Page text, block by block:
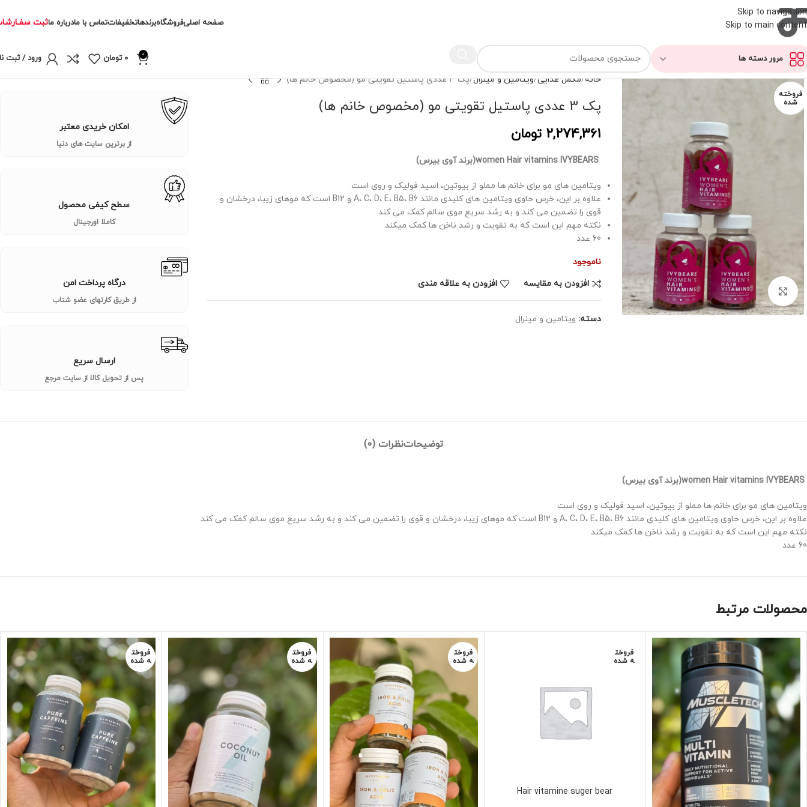
Skip to navigation
Skip to main content
صفحه اصلیفروشگاهبرندهاتخفیفاتتماس با مادرباره ماثبت
مرور دسته ها 0
0 تومان ورود / ثبت
فروخته
شده
برای بزرگنمایی کلیک کنید
خانه مکمل غذایی ویتامین و مینرال پک 3 عددی پاستیل تقویتی مو (مخصوص خانم ها)
پک 3 عددی پاستیل تقویتی مو (مخصوص خانم ها)
2,274,361 تومان
women Hair vitamins IVYBEARS(برند آوی بیرس)
ویتامین های مو برای خانم ها مملو از بیوتین، اسید فولیک و روی است
علاوه بر این، خرس حاوی ویتامین های کلیدی مانند A، C، D، E، B5، B6 و B12 است که موهای زیبا، درخشان و
قوی را تضمین می کند و به رشد سریع موی سالم کمک می کند
نکته مهم این است که به تقویت و رشد ناخن ها کمک میکند
60 عدد
ناموجود
افزودن به مقایسه
افزودن به علاقه مندی
دسته: ویتامین و مینرال
امکان خریدی معتبر
از برترین سایت های دنیا
سطح کیفی محصول
کاملا اورجینال
درگاه پرداخت امن
از طریق کارتهای عضو شتاب
ارسال سریع
پس از تحویل کالا از سایت مرجع
توضیحاتنظرات (0)
ویتامین های مو برای خانم ها مملو از بیوتین، اسید فولیک و روی است
علاوه بر این، خرس حاوی ویتامین های کلیدی مانند A، C، D، E، B5، B6 و B12 است که موهای زیبا، درخشان و قوی را تضمین می کند و به رشد سریع موی سالم کمک می کند
نکته مهم این است که به تقویت و رشد ناخن ها کمک میکند
60 عدد
محصولات مرتبط
فروخت
ه شده
Hair vitamine suger bear
فروخت
ه شده
فروخت
ه شده
فروخت
ه شده